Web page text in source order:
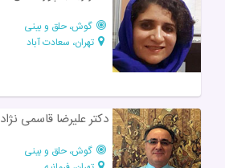
گوش، حلق و بینی
تهران، سعادت آباد
دکتر علیرضا قاسمی نژاد
گوش، حلق و بینی